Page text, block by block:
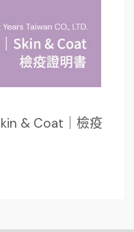
& Coat｜檢疫